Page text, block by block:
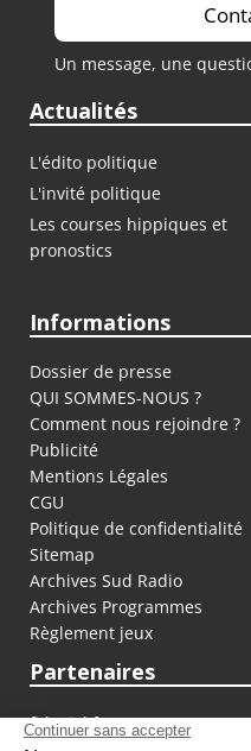
Un message, une
Actualités
L'édito politique
L'invité politique
Les courses hippiques et
pronostics
Informations
Dossier de presse
QUI SOMMES-NOUS ?
Comment nous rejoindre ?
Publicité
Mentions Légales
CGU
Politique de confidentialité
Sitemap
Archives Sud Radio
Archives Programmes
Règlement jeux
Partenaires
fiducial.fr